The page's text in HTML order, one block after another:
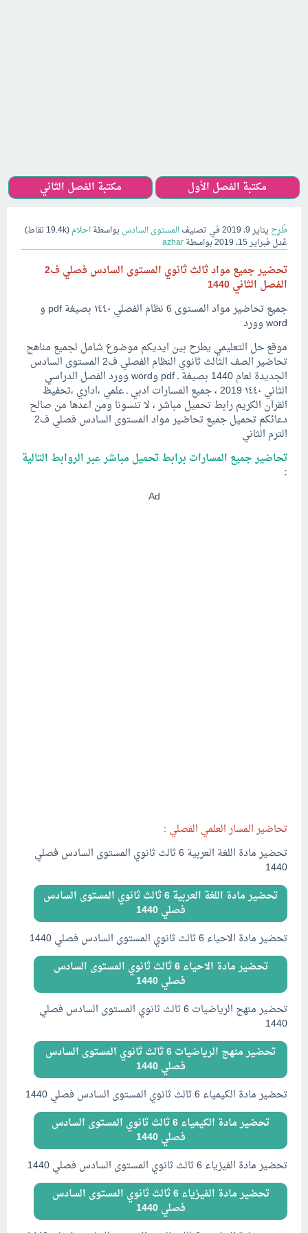
مكتبة الفصل الأول مكتبة الفصل الثاني
طُرِح يناير 9، 2019 في تصنيفالمستوى السادسبواسطةاحلام(
19.4kنقاط)
عُدلفبراير 15، 2019 بواسطةazhar
تحضير جميع مواد ثالث ثانوي المستوى السادس فصلي ف2
الفصل الثاني 1440
جميع تحاضير مواد المستوى 6 نظام الفصلي ١٤٤٠ بصيغة pdf و
word وورد
موقع حل التعليمي يطرح بين ايديكم موضوع شامل لجميع مناهج
تحاضير الصف الثالث ثانوي النظام الفصلي ف2 المستوى السادس
الجديدة لعام 1440 بصيغة ـ pdf وword وورد الفصل الدراسي
الثاني ١٤٤٠ 2019 ، جميع المسارات ادبي ـ علمي ،اداري ،تحفيظ
القرآن الكريم رابط تحميل مباشر ، لا تنسونا ومن اعدها من صالح
دعائكم تحميل جميع تحاضير مواد المستوى السادس فصلي ف2
الترم الثاني
تحاضير جميع المسارات برابط تحميل مباشر عبر الروابط التالية
:
Ad
تحاضير المسار العلمي الفصلي :
تحضير مادة اللغة العربية 6 ثالث ثانوي المستوى السادس فصلي
1440
تحضير مادة اللغة العربية 6 ثالث ثانوي المستوى السادس
فصلي 1440
تحضير مادة الاحياء 6 ثالث ثانوي المستوى السادس فصلي 1440
تحضير مادة الاحياء 6 ثالث ثانوي المستوى السادس
فصلي 1440
تحضير منهج الرياضيات 6 ثالث ثانوي المستوى السادس فصلي
1440
تحضير منهج الرياضيات 6 ثالث ثانوي المستوى السادس
فصلي 1440
تحضير مادة الكيمياء 6 ثالث ثانوي المستوى السادس فصلي 1440
تحضير مادة الكيمياء 6 ثالث ثانوي المستوى السادس
فصلي 1440
تحضير مادة الفيزياء 6 ثالث ثانوي المستوى السادس فصلي 1440
تحضير مادة الفيزياء 6 ثالث ثانوي المستوى السادس
فصلي 1440